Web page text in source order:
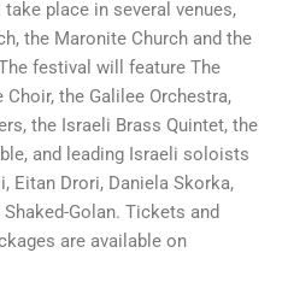
place in several venues,
the Maronite Church and the
festival will feature The
the Galilee Orchestra,
the Israeli Brass Quintet, the
and leading Israeli soloists
Eitan Drori, Daniela Skorka,
Golan. Tickets and
are available on